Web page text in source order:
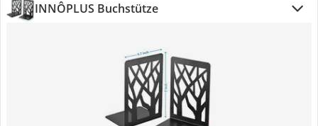
INNÔPLUS Buchstütze